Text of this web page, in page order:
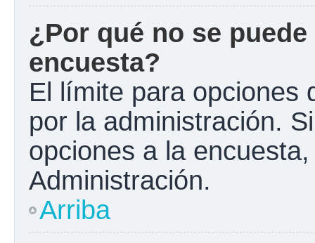
¿Por qué no se
encuesta?
El límite para opciones
por la administración.
opciones a la
Administración.
Arriba